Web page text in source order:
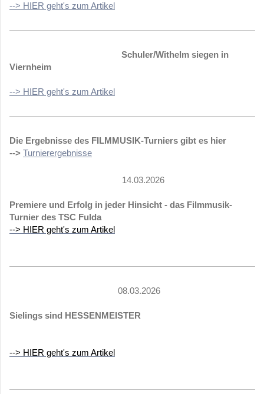
--> HIER geht's zum Artikel
Schuler/Withelm siegen in
Viernheim
--> HIER geht's zum Artikel
Die Ergebnisse des FILMMUSIK-Turniers gibt es hier
--> Turnierergebnisse
14.03.2026
Premiere und Erfolg in jeder Hinsicht - das Filmmusik-
Turnier des TSC Fulda
--> HIER geht's zum Artikel
08.03.2026
Sielings sind HESSENMEISTER
--> HIER geht's zum Artikel